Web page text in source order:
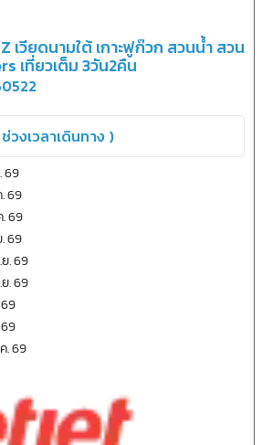
เวียดนามใต้ เกาะฟูก๊วก สวนน้ำ สวน
เที่ยวเต็ม 3วัน2คืน
ช่วงเวลาเดินทาง )
69
69
. 69
69
. 69
. 69
69
. 69